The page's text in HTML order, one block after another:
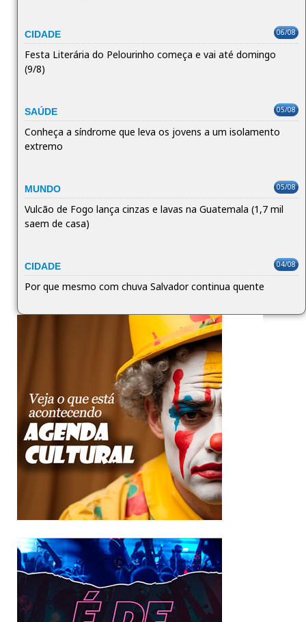
CIDADE 06/08
Festa Literária do Pelourinho começa e vai até domingo
(9/8)
SAÚDE 05/08
Conheça a síndrome que leva os jovens a um isolamento
extremo
MUNDO 05/08
Vulcão de Fogo lança cinzas e lavas na Guatemala (1,7 mil
saem de casa)
CIDADE 04/08
Por que mesmo com chuva Salvador continua quente